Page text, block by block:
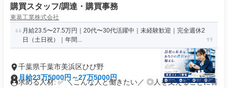
購買スタッフ/調達・購買事務
東葛工業株式会社
月給23.5〜27.5万円｜20代〜30代活躍中｜未経験歓迎｜完全週休2
日（土日祝）｜年間...
千葉県千葉市美浜区ひび野
月給23万5000円～27万5000円
求める人材: ✅ ＼こんな人と働きたい／ ◎人を支えることに喜